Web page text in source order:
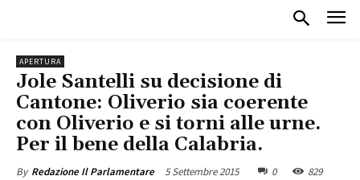
APERTURA
Jole Santelli su decisione di
Cantone: Oliverio sia coerente
con Oliverio e si torni alle urne.
Per il bene della Calabria.
By Redazione Il Parlamentare 5 Settembre 2015 0 829